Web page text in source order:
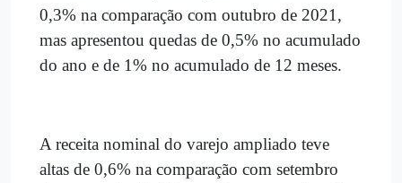
0,3% na comparação com outubro de 2021,
mas apresentou quedas de 0,5% no acumulado
do ano e de 1% no acumulado de 12 meses.
A receita nominal do varejo ampliado teve
altas de 0,6% na comparação com setembro